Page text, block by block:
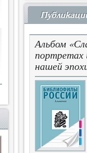
Альбом
портретах
нашей